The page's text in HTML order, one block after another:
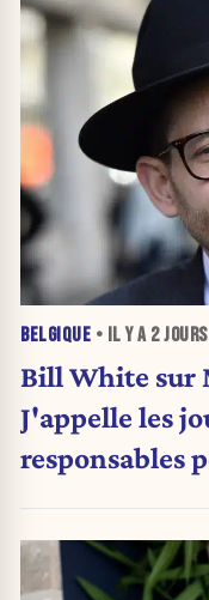
BELGIQUE • IL Y A 2 JOURS
Bill White sur
J'appelle les
responsables